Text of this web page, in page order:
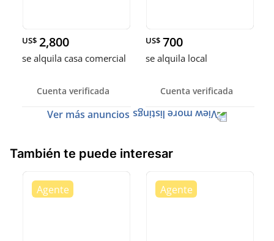
US$ 2,800
se alquila casa comercial
Cuenta verificada
US$ 700
se alquila local
Cuenta verificada
Ver más anuncios
También te puede interesar